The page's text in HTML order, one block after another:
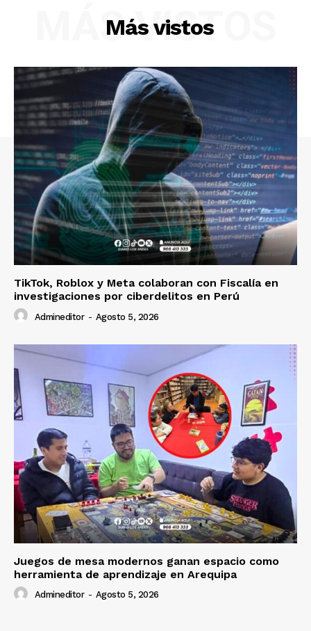
Más vistos
MÁS VISTOS
TikTok, Roblox y Meta colaboran con Fiscalía en
investigaciones por ciberdelitos en Perú
Admineditor - Agosto 5, 2026
Juegos de mesa modernos ganan espacio como
herramienta de aprendizaje en Arequipa
Admineditor - Agosto 5, 2026